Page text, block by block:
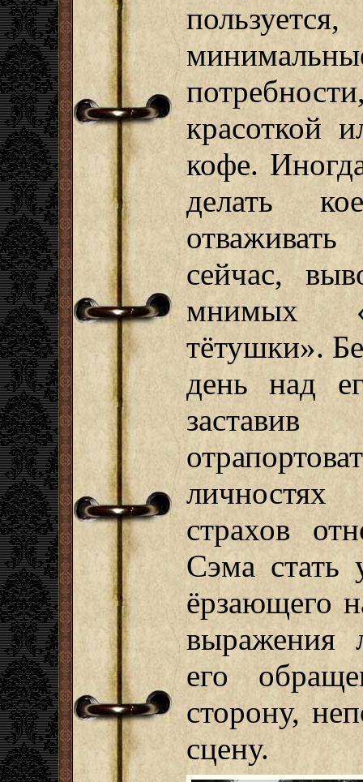
красоткой
кофе.
делать
сейчас,
мнимых
тётушки».
день над
страхов
Сэма стать
ёрзающего
выражения
его
сторону,
сцену.